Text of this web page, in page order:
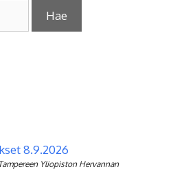
8.9.2026
Yliopiston Hervannan